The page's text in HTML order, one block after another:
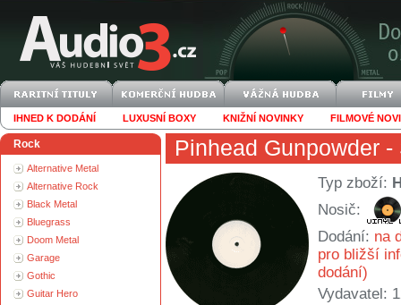
IHNED K DODÁNÍ LUXUSNÍ BOXY KNIŽNÍ NOVINKY FILMOVÉ
Rock
Alternative Metal
Alternative Rock
Black Metal
Bluegrass
Doom Metal
Garage
Gothic
Guitar Hero
Pinhead Gunpowder -
Typ zboží:
Nosič:
Dodání: na
pro bližší
dodání)
Vydavatel: